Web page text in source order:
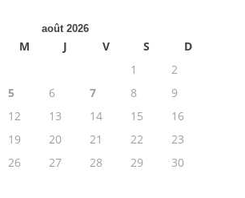
août 2026
M J V S
D
1
2
5 6 7 8
9
12 13 14 15
16
19 20 21 22
23
26 27 28 29
30